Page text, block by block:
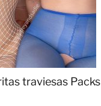
traviesas Packs